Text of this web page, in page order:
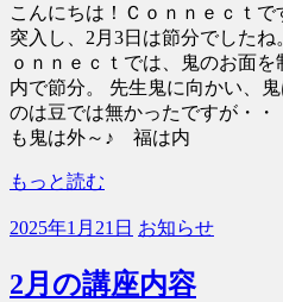
こんにちは！Ｃｏｎｎｅｃｔ
突入し、2月3日は節分でしたね
ｏｎｎｅｃｔでは、鬼のお面
内で節分。 先生鬼に向かい、
のは豆では無かったですが・・
も鬼は外～♪ 福は内
もっと読む
2025年1月21日 お知らせ
2月の講座内容